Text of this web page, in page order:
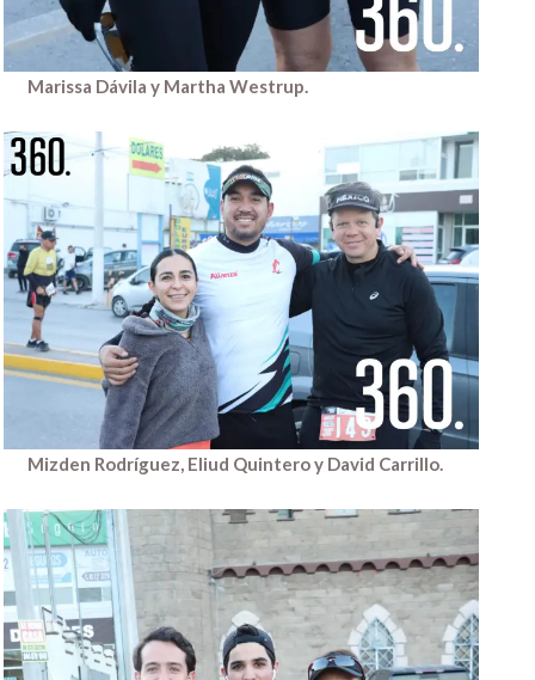
Marissa Dávila y Martha Westrup.
Mizden Rodríguez, Eliud Quintero y David Carrillo.